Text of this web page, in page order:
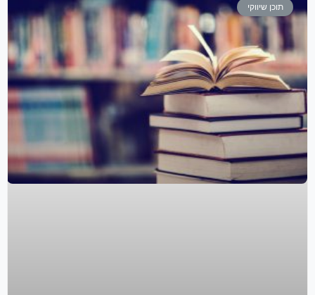
תוכן שיווקי